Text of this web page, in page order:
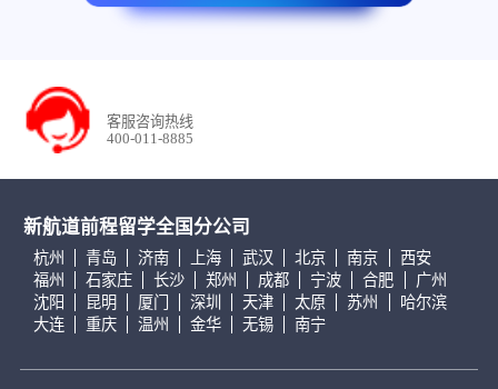
客服咨询热线
400-011-8885
新航道前程留学全国分公司
杭州 青岛 济南 上海 武汉 北京 南京
西安
福州
石家庄 长沙 郑州 成都 宁波 合肥
广州
沈阳
昆明 厦门 深圳 天津 太原 苏州
哈尔滨
大连
重庆 温州 金华 无锡 南宁